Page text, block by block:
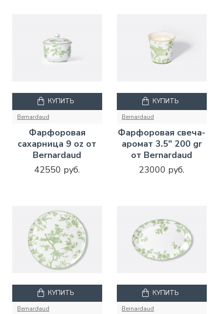
Bernardaud
Фарфоровая
сахарница 9 oz от
Bernardaud
42550 руб.
КУПИТЬ
Bernardaud
Фарфоровая свеча-
аромат 3.5" 200 gr
от Bernardaud
23000 руб.
КУПИТЬ
Bernardaud
КУПИТЬ
Bernardaud
КУПИТЬ